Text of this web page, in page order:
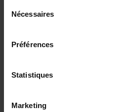
Nécessaires
Préférences
Statistiques
Marketing
1 résultat(s) :